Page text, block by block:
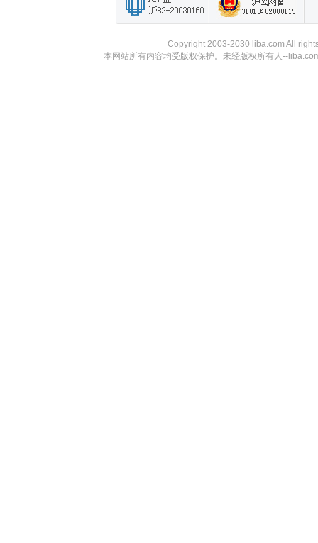
Copyright 2003-2030 liba.com All
本网站所有内容均受版权保护。未经版权所有人--